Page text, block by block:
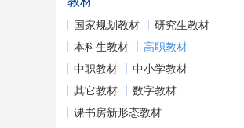
国家规划教材
研究生教材
本科生教材
高职教材
中职教材
中小学教材
其它教材
数字教材
课书房新形态教材